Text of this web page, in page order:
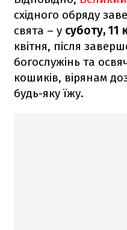
східного обряду
свята – у суботу, 11
квітня, після
богослужінь та
кошиків, вірянам
будь-яку їжу.